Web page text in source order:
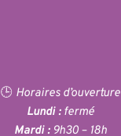
🕒 Horaires d’ouverture
Lundi : fermé
Mardi : 9h30 – 18h